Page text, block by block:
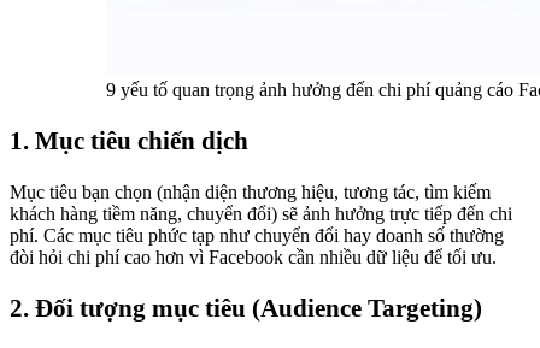
9 yếu tố quan trọng ảnh hưởng đến chi phí quảng cáo
1. Mục tiêu chiến dịch
Mục tiêu bạn chọn (nhận diện thương hiệu, tương tác, tìm kiếm
khách hàng tiềm năng, chuyển đổi) sẽ ảnh hưởng trực tiếp đến chi
phí. Các mục tiêu phức tạp như chuyển đổi hay doanh số thường
đòi hỏi chi phí cao hơn vì Facebook cần nhiều dữ liệu để tối ưu.
2. Đối tượng mục tiêu (Audience Targeting)